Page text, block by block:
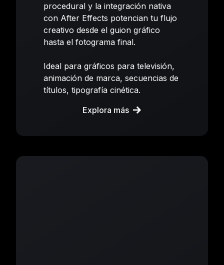
procedural y la integración nativa
con After Effects potencian tu flujo
creativo desde el guion gráfico
hasta el fotograma final.
Ideal para gráficos para televisión,
animación de marca, secuencias de
títulos, tipografía cinética.
Explora más